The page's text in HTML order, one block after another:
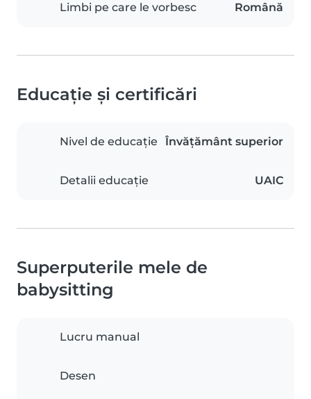
Limbi pe care le vorbesc Română
Educație și certificări
Nivel de educație Învățământ superior
Detalii educație UAIC
Superputerile mele de
babysitting
Lucru manual
Desen